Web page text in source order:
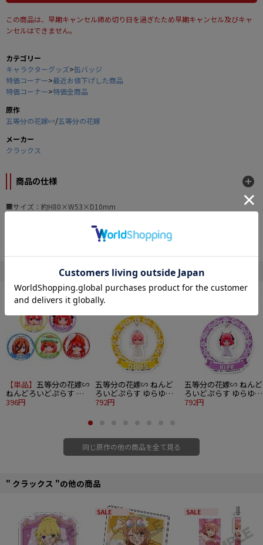
この商品は、早期キャンセル締め切り日を過ぎたため早期キャンセル及びキャ
ンセルはできません。
カテゴリー
キャラクターグッズ>缶バッジ
特価コーナー>最近お値下げした商品
特価コーナー>特価全商品
原作
五等分の花嫁∽/五等分の花嫁
メーカー
クラックス
商品の仕様
■サイズ：約H80×W53×D10mm
©春場ねぎ・講談社／「五等分の花嫁∽」製作委員会
" 五等分の花嫁∽ "の他の商品
【単品】 五等分の花嫁∽
ねんどろいどぷらす ト
レーディング缶バッジ
396円
五等分の花嫁∽ ねんど
ろいどぷらす ゆらゆら
アクリルキーホルダー
792円
五等分の花嫁∽ ねんど
ろいどぷらす ゆらゆら
アクリルキーホルダー
792円
同じ原作の他の商品を全て見る
" クラックス "の他の商品
SALE SALE